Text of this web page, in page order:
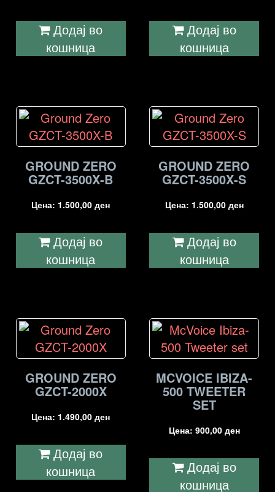
Додај во
кошница
Додај во
кошница
GROUND ZERO
GZCT-3500X-B
Цена: 1.500,00ден
Додај во
кошница
GROUND ZERO
GZCT-3500X-S
Цена: 1.500,00 ден
Додај во
кошница
GROUND ZERO
GZCT-2000X
Цена: 1.490,00ден
Додај во
кошница
MCVOICE IBIZA-
500 TWEETER
SET
Цена: 900,00 ден
Додај во
кошница